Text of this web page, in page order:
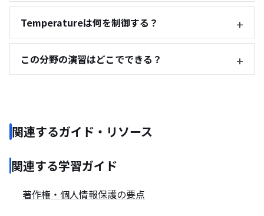
Temperatureは何を制御する？
この分野の演習はどこでできる？
関連するガイド・リソース
関連する学習ガイド
著作権・個人情報保護の要点